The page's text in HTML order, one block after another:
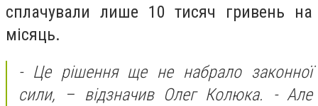
сплачували лише 10 тисяч гривень на
місяць.
- Це рішення ще не набрало законної
сили, – відзначив Олег Колюка. - Але